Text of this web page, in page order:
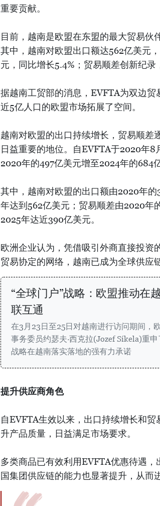
重要贡献。
目前，越南是欧盟在东盟的最大贸易伙
其中，越南对欧盟出口额达562亿美元
元，同比增长5.4%；贸易顺差创新纪录
据越南工贸部的消息，EVFTA为双边
近5亿人口的欧盟市场拓展了空间。
越南对欧盟的出口持续增长，贸易顺差
日益重要的地位。自EVFTA于2020年
2020年的497亿美元增至2024年的684
其中，越南对欧盟的出口额由2020年
年达到562亿美元；贸易顺差由2020年
2025年达近390亿美元。
欧洲企业认为，凭借吸引外商直接投资
贸易协定的网络，越南已成为全球供应
“全球门户”战略：欧盟推动在
联互通
在3月23日至25日对越南进行访问期间，
事务委员约瑟夫·西克拉(Jozef Síkela)重
战略在越南落实落地的强有力承诺
提升供应商角色
自EVFTA生效以来，出口持续增长和
升产品质量，日益满足市场要求。
多类商品已有效利用EVFTA优惠待遇
国集团供应链的能力也显著提升，从而